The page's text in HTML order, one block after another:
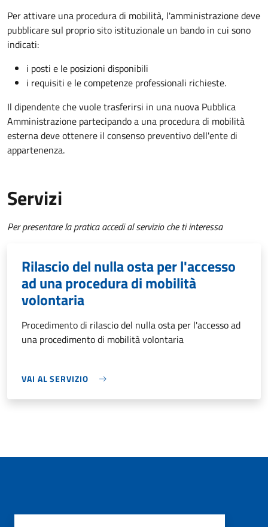
Per attivare una procedura di mobilità, l'amministrazione deve
pubblicare sul proprio sito istituzionale un bando in cui sono
indicati:
i posti e le posizioni disponibili
i requisiti e le competenze professionali richieste.
Il dipendente che vuole trasferirsi in una nuova Pubblica
Amministrazione partecipando a una procedura di mobilità
esterna deve ottenere il consenso preventivo dell'ente di
appartenenza.
Servizi
Per presentare la pratica accedi al servizio che ti interessa
Rilascio del nulla osta per l'accesso
ad una procedura di mobilità
volontaria
Procedimento di rilascio del nulla osta per l'accesso ad
una procedimento di mobilità volontaria
VAI AL SERVIZIO